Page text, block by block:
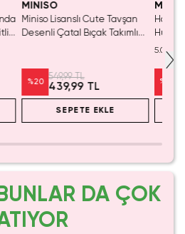
MINISO
Miniso Lisanslı Cute Tavşan
Desenli Çatal Bıçak Takımlı
%20
549,99 TL
439,99 TL
SEPETE EKLE
Harry
Kabı
5.0
%
DA ÇOK